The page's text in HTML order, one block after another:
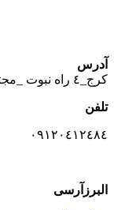
آدرس
كرج_٤ راه نبوت _مجتمع تجارى مهستان واحد ٦٢
تلفن
٠٩١٢٠٤١٢٤٨٤
البرزآرسی